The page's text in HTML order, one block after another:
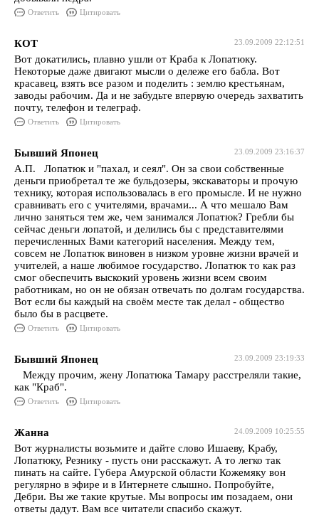
Ответить Цитировать
23.09.2009 22:12:51
КОТ
Вот докатились, плавно ушли от Краба к Лопатюку.
Некоторые даже двигают мысли о дележе его бабла. Вот
красавец, взять все разом и поделить : землю крестьянам,
заводы рабочим. Да и не забудьте впервую очередь захватить
почту, телефон и телеграф.
Ответить Цитировать
23.09.2009 23:16:37
Бывший Японец
А.П. Лопатюк и "пахал, и сеял". Он за свои собственные
деньги приобретал те же бульдозеры, экскаваторы и прочую
технику, которая использовалась в его промысле. И не нужно
сравнивать его с учителями, врачами... А что мешало Вам
лично заняться тем же, чем занимался Лопатюк? Гребли бы
сейчас деньги лопатой, и делились бы с представителями
перечисленных Вами категорий населения. Между тем,
совсем не Лопатюк виновен в низком уровне жизни врачей и
учителей, а наше любимое государство. Лопатюк то как раз
смог обеспечить выскокий уровень жизни всем своим
работникам, но он не обязан отвечать по долгам государства.
Вот если бы каждый на своём месте так делал - общество
было бы в расцвете.
Ответить Цитировать
23.09.2009 23:19:33
Бывший Японец
Между прочим, жену Лопатюка Тамару расстреляли такие,
как "Краб".
Ответить Цитировать
24.09.2009 10:25:55
Жанна
Вот журналисты возьмите и дайте слово Ишаеву, Крабу,
Лопатюку, Резнику - пусть они расскажут. А то легко так
пинать на сайте. Губера Амурской области Кожемяку вон
регулярно в эфире и в Интернете слышно. Попробуйте,
Дебри. Вы же такие крутые. Мы вопросы им позадаем, они
ответы дадут. Вам все читатели спасибо скажут.